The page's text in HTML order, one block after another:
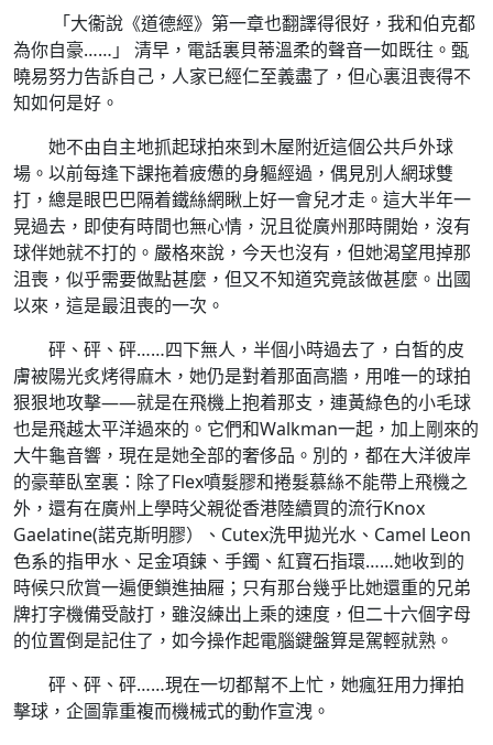
「大衞說《道德經》第一章也翻譯得很好，我和伯克都
為你自豪……」 清早，電話裏貝蒂溫柔的聲音一如既往。甄
曉易努力告訴自己，人家已經仁至義盡了，但心裏沮喪得不
知如何是好。
她不由自主地抓起球拍來到木屋附近這個公共戶外球
場。以前每逢下課拖着疲憊的身軀經過，偶見別人網球雙
打，總是眼巴巴隔着鐵絲網瞅上好一會兒才走。這大半年一
晃過去，即使有時間也無心情，況且從廣州那時開始，沒有
球伴她就不打的。嚴格來說，今天也沒有，但她渴望甩掉那
沮喪，似乎需要做點甚麼，但又不知道究竟該做甚麼。出國
以來，這是最沮喪的一次。
砰、砰、砰……四下無人，半個小時過去了，白皙的皮
膚被陽光炙烤得麻木，她仍是對着那面高牆，用唯一的球拍
狠狠地攻擊——就是在飛機上抱着那支，連黃綠色的小毛球
也是飛越太平洋過來的。它們和Walkman一起，加上剛來的
大牛龜音響，現在是她全部的奢侈品。別的，都在大洋彼岸
的豪華臥室裏：除了Flex噴髮膠和捲髮慕絲不能帶上飛機之
外，還有在廣州上學時父親從香港陸續買的流行Knox
Gaelatine(諾克斯明膠）、Cutex洗甲拋光水、Camel Leon
色系的指甲水、足金項鍊、手鐲、紅寶石指環……她收到的
時候只欣賞一遍便鎖進抽屜；只有那台幾乎比她還重的兄弟
牌打字機備受敲打，雖沒練出上乘的速度，但二十六個字母
的位置倒是記住了，如今操作起電腦鍵盤算是駕輕就熟。
砰、砰、砰……現在一切都幫不上忙，她瘋狂用力揮拍
擊球，企圖靠重複而機械式的動作宣洩。